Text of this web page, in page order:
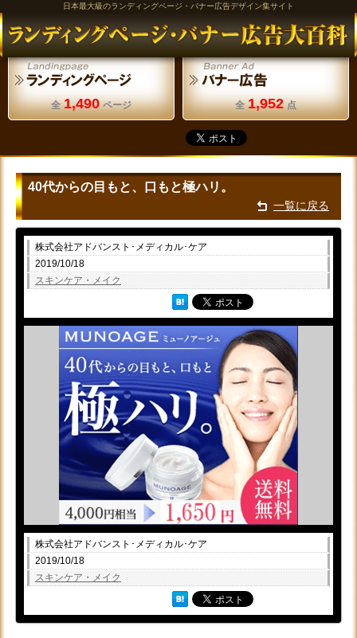
日本最大級のランディングページ・バナー広告デザイン集サイト
全 1,490 ページ 全 1,952 点
40代からの目もと、口もと極ハリ。
一覧に戻る
株式会社アドバンスト･メディカル･ケア
2019/10/18
スキンケア・メイク
株式会社アドバンスト･メディカル･ケア
2019/10/18
スキンケア・メイク